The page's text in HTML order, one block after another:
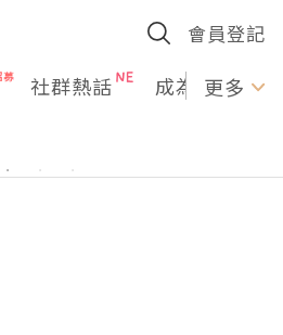
會員登記
社群熱話 成為U更多